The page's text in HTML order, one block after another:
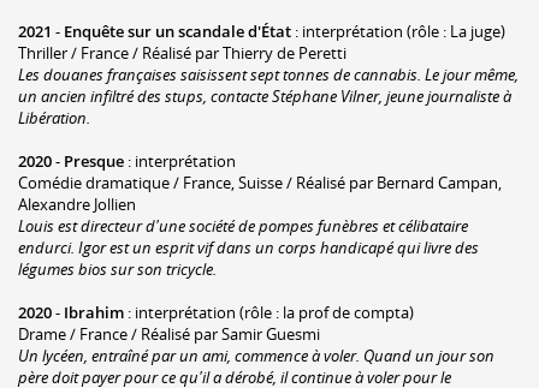
2021 - Enquête sur un scandale d'État : interprétation (rôle : La juge)
Thriller / France / Réalisé par Thierry de Peretti
Les douanes françaises saisissent sept tonnes de cannabis. Le jour même,
un ancien infiltré des stups, contacte Stéphane Vilner, jeune journaliste à
Libération.
2020- Presque : interprétation
Comédie dramatique / France, Suisse / Réalisé par Bernard Campan,
Alexandre Jollien
Louis est directeur d'une société de pompes funèbres et célibataire
endurci. Igor est un esprit vif dans un corps handicapé qui livre des
légumes bios sur son tricycle.
2020- Ibrahim : interprétation (rôle : la prof de compta)
Drame / France / Réalisé par Samir Guesmi
Un lycéen, entraîné par un ami, commence à voler. Quand un jour son
père doit payer pour ce qu'il a dérobé, il continue à voler pour le